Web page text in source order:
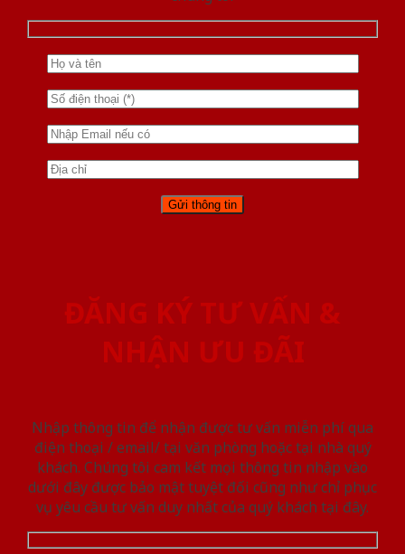
ĐĂNG KÝ TƯ VẤN &
NHẬN ƯU ĐÃI
Nhập thông tin để nhận được tư vấn miễn phí qua
điện thoại / email/ tại văn phòng hoặc tại nhà quý
khách. Chúng tôi cam kết mọi thông tin nhập vào
dưới đây được bảo mật tuyệt đối cũng như chỉ phục
vụ yêu cầu tư vấn duy nhất của quý khách tại đây.